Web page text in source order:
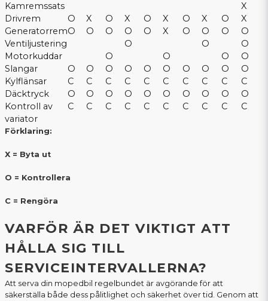
Kamremssats
X
Drivrem
O X O X O X O X O
X
GeneratorremO O O O O X O O O
O
Ventiljustering
O O
O
Motorkuddar
O O O
O
Slangar
O O O O O O O O O
O
Kylflänsar
C C C C C C C C C
C
Däcktryck
O O O O O O O O O
O
Kontroll av
variator
C C C C C C C C C C
Förklaring:
X = Byta ut
O = Kontrollera
C = Rengöra
VARFÖR ÄR DET VIKTIGT ATT
HÅLLA SIG TILL
SERVICEINTERVALLERNA?
Att serva din mopedbil regelbundet är avgörande för att
säkerställa både dess pålitlighet och säkerhet över tid. Genom att